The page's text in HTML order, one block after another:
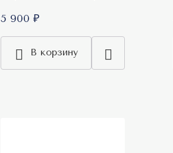
5 900 ₽
В корзину